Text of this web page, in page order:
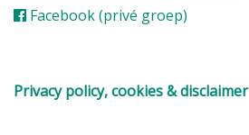
Facebook (privé groep)
Privacy policy, cookies & disclaimer